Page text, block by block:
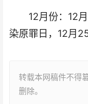
12月份：12
染原罪日，12月
转载本网稿件不得
删除。